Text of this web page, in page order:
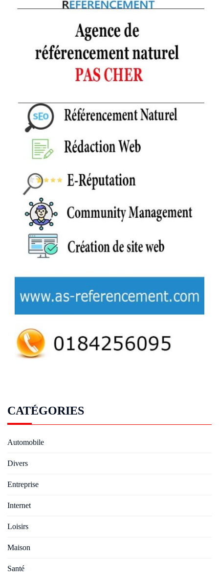
CATÉGORIES
Automobile
Divers
Entreprise
Internet
Loisirs
Maison
Santé